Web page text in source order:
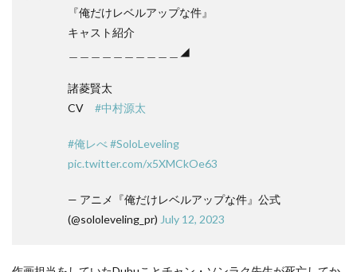
『俺だけレベルアップな件』
キャスト紹介
＿＿＿＿＿＿＿＿＿＿◢
諸菱賢太
CV #中村源太
#俺レべ#SoloLeveling
pic.twitter.com/x5XMCkOe63
— アニメ『俺だけレベルアップな件』公式
(@sololeveling_pr) July 12, 2023